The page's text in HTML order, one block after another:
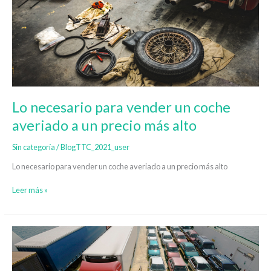
Lo necesario para vender un coche
averiado a un precio más alto
Sin categoría/BlogTTC_2021_user
Lo necesario para vender un coche averiado a un precio más alto
vender
un
coche
averiado
un
precio
más
alto
Leer más »
Distintas
formas
transporte